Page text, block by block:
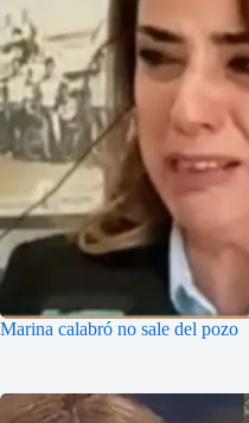
Marina calabró no sale del pozo